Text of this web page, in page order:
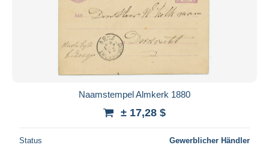
Naamstempel Almkerk 1880
± 17,28 $
Status Gewerblicher Händler